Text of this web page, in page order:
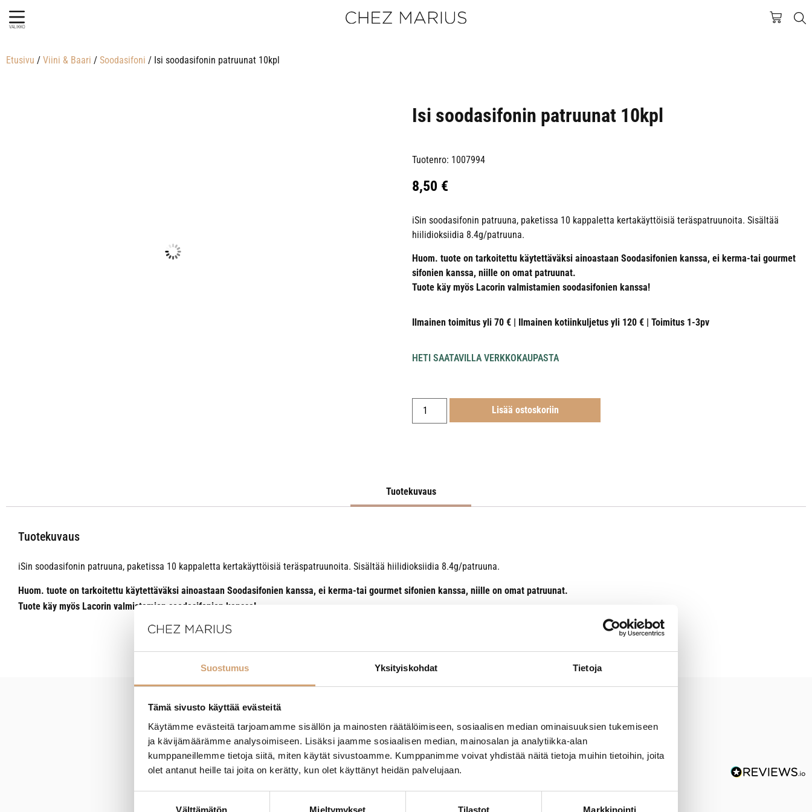
Suostumus Yksityiskohdat Tietoja
Tämä sivusto käyttää evästeitä
Käytämme evästeitä tarjoamamme sisällön ja mainosten räätälöimiseen, sosiaalisen median ominaisuuksien tukemiseen
ja kävijämäärämme analysoimiseen. Lisäksi jaamme sosiaalisen median, mainosalan ja analytiikka-alan
kumppaneillemme tietoja siitä, miten käytät sivustoamme. Kumppanimme voivat yhdistää näitä tietoja muihin tietoihin, joita
olet antanut heille tai joita on kerätty, kun olet käyttänyt heidän palvelujaan.
Välttämätön Mieltymykset Tilastot Markkinointi
VALIKKO
Etusivu / Viini & Baari / Soodasifoni / Isi soodasifonin patruunat 10kpl
Isi soodasifonin patruunat 10kpl
Tuotenro: 1007994
8,50 €
iSin soodasifonin patruuna, paketissa 10 kappaletta kertakäyttöisiä teräspatruunoita. Sisältää
hiilidioksiidia 8.4g/patruuna.
Huom. tuote on tarkoitettu käytettäväksi ainoastaan Soodasifonien kanssa, ei kerma-tai gourmet
sifonien kanssa, niille on omat patruunat.
Tuote käy myös Lacorin valmistamien soodasifonien kanssa!
Ilmainen toimitus yli 70 € | Ilmainen kotiinkuljetus yli 120 € | Toimitus 1-3pv
HETI SAATAVILLA VERKKOKAUPASTA
Lisää ostoskoriin
Tuotekuvaus
Tuotekuvaus
iSin soodasifonin patruuna, paketissa 10 kappaletta kertakäyttöisiä teräspatruunoita. Sisältää hiilidioksiidia 8.4g/patruuna.
Huom. tuote on tarkoitettu käytettäväksi ainoastaan Soodasifonien kanssa, ei kerma-tai gourmet sifonien kanssa, niille on omat patruunat.
Tuote käy myös Lacorin valmistamien soodasifonien kanssa!